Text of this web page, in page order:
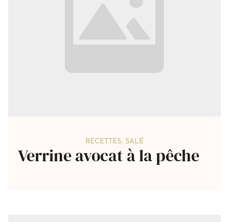
RECETTES, SALÉ
Verrine avocat à la pêche